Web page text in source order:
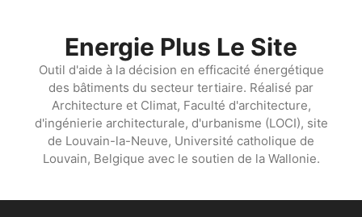
Energie Plus Le Site
Outil d'aide à la décision en efficacité énergétique
des bâtiments du secteur tertiaire. Réalisé par
Architecture et Climat, Faculté d'architecture,
d'ingénierie architecturale, d'urbanisme (LOCI), site
de Louvain-la-Neuve, Université catholique de
Louvain, Belgique avec le soutien de la Wallonie.